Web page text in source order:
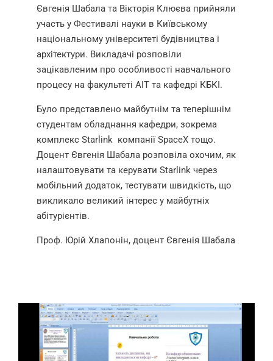
Євгенія Шабала та Вікторія Клюєва прийняли
участь у Фестивалі науки в Київському
національному університеті будівництва і
архітектури. Викладачі розповіли
зацікавленим про особливості навчального
процесу на факультеті АІТ та кафедрі КБКІ.
Було представлено майбутнім та теперішнім
студентам обладнання кафедри, зокрема
комплекс Starlink компанії SpaceX тощо.
Доцент Євгенія Шабала розповіла охочим, як
налаштовувати та керувати Starlink через
мобільний додаток, тестувати швидкість, що
викликало великий інтерес у майбутніх
абітурієнтів.
Проф. Юрій Хлапонін, доцент Євгенія Шабала